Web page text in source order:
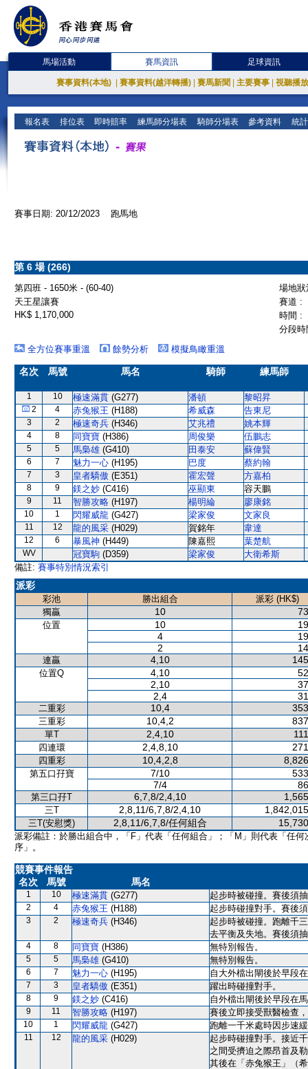
馬場活動 賽馬資訊 足球資訊
賽事資料(本地) 賽事資料(越洋轉播) 賽馬新聞 主要賽事 視聽播
報名表 排位表 即時賠率 練馬師分場表 騎師分場表 參考資料 統
賽事日期: 20/12/2023 跑馬地
第 6 場 (266)
第四班 - 1650米 - (60-40)
場地
天王星讓賽
賽道 :
HK$ 1,170,000
時間 :
分段
全方位賽事重溫
餘勢分析 模擬鳥瞰重溫
名次 馬號 馬名 騎師 練馬師
1 10 極速滿貫 (G277) 潘頓 黎昭昇
2 4 赤兔猴王 (H188) 希威森 告東尼
3 2 極速奇兵 (H346) 艾兆禮 姚本輝
4 8 同寶寶 (H386) 周俊樂 伍鵬志
5 5 馬梟雄 (G410) 田泰安 蘇偉賢
6 7 魅力一心 (H195) 巴度 蔡約翰
7 3 皇者驕傲 (E351) 霍宏聲 方嘉柏
8 9 鎂之妙 (C416) 巫顯東 容天鵬
9 11 智勝攻略 (H197) 楊明綸 廖康銘
10 1 閃耀威龍 (G427) 梁家俊 文家良
11 12 龍的風采 (H029) 賀銘年 韋達
12 6 暴風神 (H449) 陳嘉熙 葉楚航
WV 冠寶駒 (D359) 梁家俊
大衛希斯
備註: 賽事特別情況索引
派彩
彩池 勝出組合
派彩 (HK$)
獨贏
10
位置 10
4
2
連贏 4,10
位置Q 4,10
2,10
2,4
二重彩 10,4
三重彩 10,4,2
單T 2,4,10
四連環 2,4,8,10
四重彩 10,4,2,8
第五口孖寶 7/10
7/4
第三口孖T 6,7,8/2,4,10
三T 2,8,11/6,7,8/2,4,10
三T(安慰獎) 2,8,11/6,7,8/任何組合
派彩備註：於勝出組合中，「F」代表「任何組合」；「M」則代表「任何
序」。
競賽事件報告
名次
馬號 馬名
1 10 極速滿貫 (G277) 起步時被碰撞。賽後須
2 4 赤兔猴王 (H188) 起步時碰撞對手。賽後
3 2 極速奇兵 (H346)
起步時被碰撞。跑離千
去平衡及失地。賽後須
4 8 同寶寶 (H386) 無特別報告。
5 5 馬梟雄 (G410) 無特別報告。
6 7 魅力一心 (H195) 自大外檔出閘後於早段
7 3 皇者驕傲 (E351) 躍出時碰撞對手。
8 9 鎂之妙 (C416) 自外檔出閘後於早段在
9 11 智勝攻略 (H197) 賽後立即接受獸醫檢查
10 1 閃耀威龍 (G427) 跑離一千米處時因步速
11 12 龍的風采 (H029)
起步時碰撞對手。接近
之間受擠迫之際昂首及
其後在「赤兔猴王」（